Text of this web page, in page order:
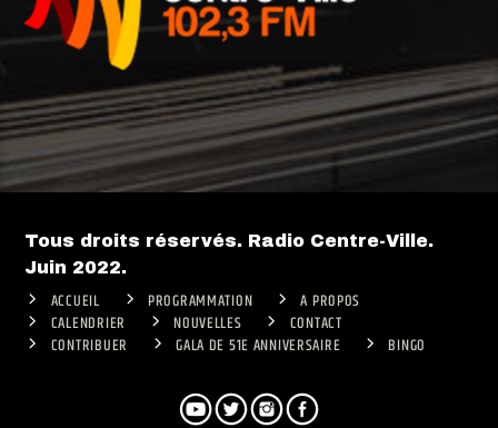
Tous droits réservés. Radio Centre-Ville.
Juin 2022.
ACCUEIL PROGRAMMATION
A PROPOS
CALENDRIER
NOUVELLES
CONTACT
CONTRIBUER
GALA DE 51E ANNIVERSAIRE BINGO